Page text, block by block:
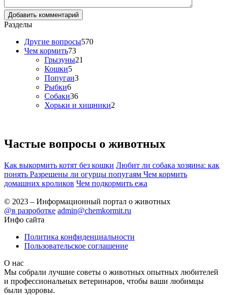
Разделы
Другие вопросы570
Чем кормить73
Грызуны21
Кошки5
Попугаи3
Рыбки6
Собаки36
Хорьки и хищники2
Частые вопросы о животных
Как выкормить котят без кошки Любит ли собака хозяина: как
понять Разрешены ли огурцы попугаям Чем кормить
домашних кроликов Чем подкормить ежа
© 2023 – Информационный портал о животных
@в разроботке admin@chemkormit.ru
Инфо сайта
Политика конфиденциальности
Пользовательское соглашение
О нас
Мы собрали лучшие советы о животных опытных любителей
и профессиональных ветеринаров, чтобы ваши любимцы
были здоровы.